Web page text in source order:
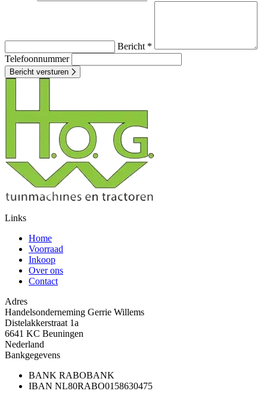
Bericht *
Telefoonnummer
Bericht versturen
Links
Home
Voorraad
Inkoop
Over ons
Contact
Adres
Handelsonderneming Gerrie Willems
Distelakkerstraat 1a
6641 KC Beuningen
Nederland
Bankgegevens
BANK RABOBANK
IBAN NL80RABO0158630475